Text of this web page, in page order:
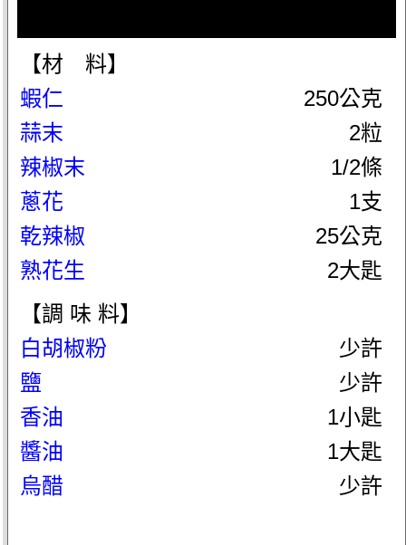
【材 料】
蝦仁
250公克
蒜末
2粒
辣椒末
1/2條
蔥花
1支
乾辣椒
25公克
熟花生
2大匙
【調 味 料】
白胡椒粉
少許
鹽
少許
香油
1小匙
醬油
1大匙
烏醋
少許